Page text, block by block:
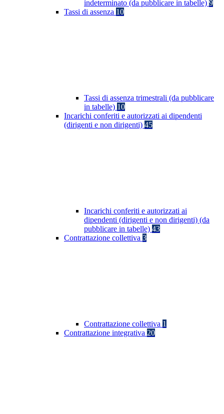
indeterminato (da pubblicare in tabelle) 9
Tassi di assenza 10
Tassi di assenza trimestrali (da pubblicare
in tabelle) 10
Incarichi conferiti e autorizzati ai dipendenti
(dirigenti e non dirigenti) 45
Incarichi conferiti e autorizzati ai
dipendenti (dirigenti e non dirigenti) (da
pubblicare in tabelle) 43
Contrattazione collettiva 3
Contrattazione collettiva 1
Contrattazione integrativa 20